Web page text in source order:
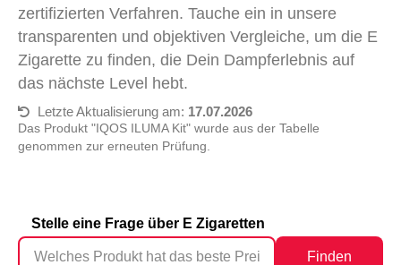
zertifizierten Verfahren. Tauche ein in unsere
transparenten und objektiven Vergleiche, um die E
Zigarette zu finden, die Dein Dampferlebnis auf
das nächste Level hebt.
Letzte Aktualisierung am: 17.07.2026
Das Produkt "IQOS ILUMA Kit" wurde aus der Tabelle
genommen zur erneuten Prüfung.
Stelle eine Frage über E Zigaretten
Finden